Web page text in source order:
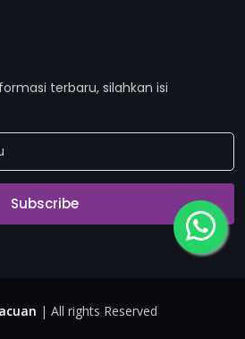
terbaru, silahkan isi
Subscribe
| All rights Reserved